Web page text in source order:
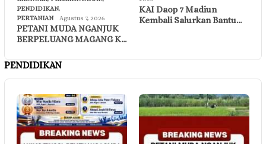
PENDIDIKAN,
PERTANIAN
Agustus 7, 2026
PETANI MUDA NGANJUK
BERPELUANG MAGANG K…
KAI Daop 7 Madiun
Kembali Salurkan Bantu…
PENDIDIKAN